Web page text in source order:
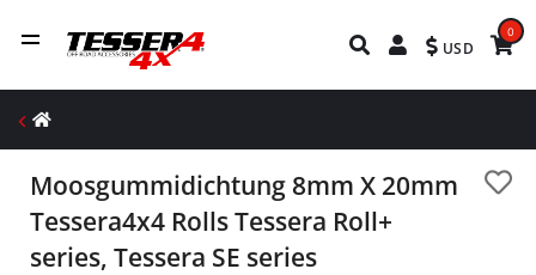
USD
0
Moosgummidichtung 8mm X 20mm
Tessera4x4 Rolls Tessera Roll+
series, Tessera SE series